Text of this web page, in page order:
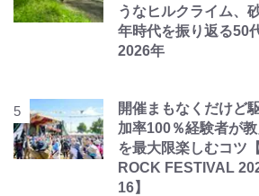
うなヒルクライム、
年時代を振り返る50
2026年
開催まもなくだけど
加率100％経験者が
を最大限楽しむコツ
ROCK FESTIVAL
16】